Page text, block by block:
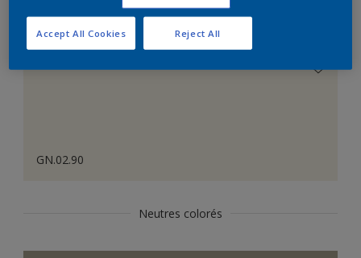
Le Blanc Parfait
GN.02.90
Neutres colorés
Reject All
Accept All Cookies